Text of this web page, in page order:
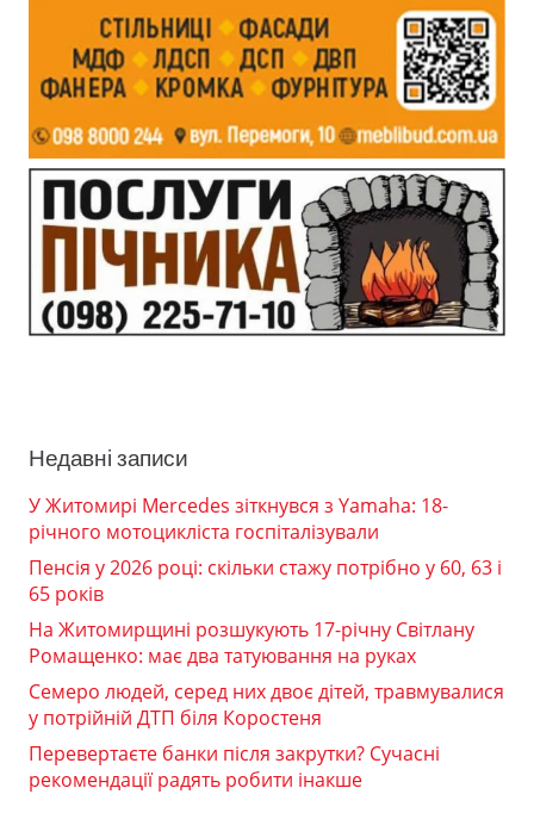
Недавні записи
У Житомирі Mercedes зіткнувся з Yamaha: 18-
річного мотоцикліста госпіталізували
Пенсія у 2026 році: скільки стажу потрібно у 60, 63 і
65 років
На Житомирщині розшукують 17-річну Світлану
Ромащенко: має два татуювання на руках
Семеро людей, серед них двоє дітей, травмувалися
у потрійній ДТП біля Коростеня
Перевертаєте банки після закрутки? Сучасні
рекомендації радять робити інакше